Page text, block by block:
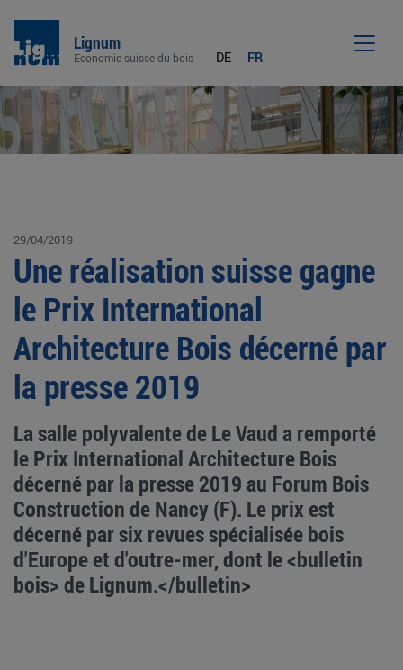
Lignum
Economie suisse du bois DE FR
29/04/2019
Une réalisation suisse gagne
le Prix International
Architecture Bois décerné par
la presse 2019
La salle polyvalente de Le Vaud a remporté
le Prix International Architecture Bois
décerné par la presse 2019 au Forum Bois
Construction de Nancy (F). Le prix est
décerné par six revues spécialisée bois
d'Europe et d'outre-mer, dont le <bulletin
bois> de Lignum.</bulletin>